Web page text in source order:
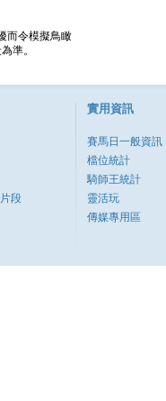
而令模擬鳥瞰
準。
段
實用資訊
賽馬日一般資訊
檔位統計
騎師王統計
靈活玩
傳媒專用區